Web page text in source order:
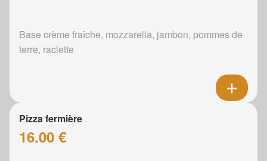
Base crème fraîche, mozzarella, jambon, pommes de
terre, raclette
Pizza fermière
16.00 €